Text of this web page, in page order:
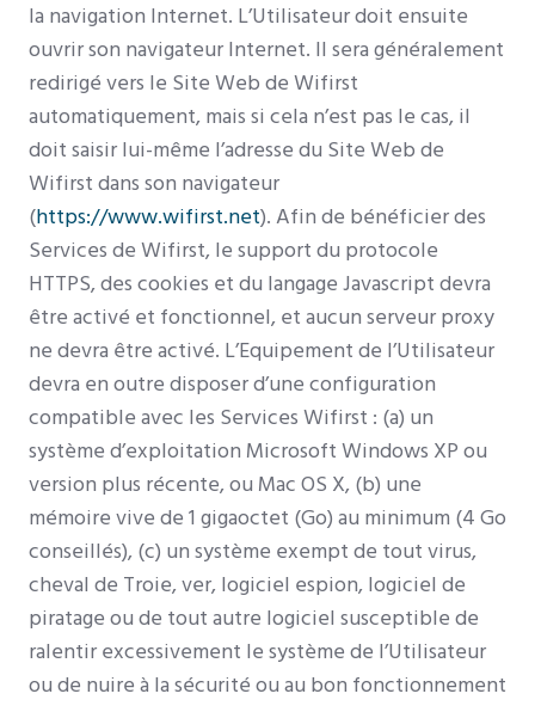
la navigation Internet. L’Utilisateur doit ensuite
ouvrir son navigateur Internet. Il sera généralement
redirigé vers le Site Web de Wifirst
automatiquement, mais si cela n’est pas le cas, il
doit saisir lui-même l’adresse du Site Web de
Wifirst dans son navigateur
(https://www.wifirst.net). Afin de bénéficier des
Services de Wifirst, le support du protocole
HTTPS, des cookies et du langage Javascript devra
être activé et fonctionnel, et aucun serveur proxy
ne devra être activé. L’Equipement de l’Utilisateur
devra en outre disposer d’une configuration
compatible avec les Services Wifirst : (a) un
système d’exploitation Microsoft Windows XP ou
version plus récente, ou Mac OS X, (b) une
mémoire vive de 1 gigaoctet (Go) au minimum (4 Go
conseillés), (c) un système exempt de tout virus,
cheval de Troie, ver, logiciel espion, logiciel de
piratage ou de tout autre logiciel susceptible de
ralentir excessivement le système de l’Utilisateur
ou de nuire à la sécurité ou au bon fonctionnement